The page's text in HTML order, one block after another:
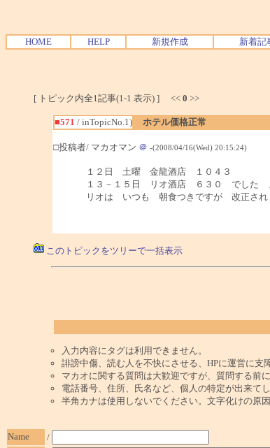
HOME HELP 新規作成 新着記
[ トピック内全1記事(1-1 表示) ] << 0 >>
■571 / inTopicNo.1)
ホテル価格正常
□投稿者/ マカオマン ＠ -(2008/04/16(Wed) 20:15:24)
１２日 土曜 金龍酒店 １０４３
１３－１５日 リオ酒店 ６３０ でした
リオは いつも 朝食つきですが 改正さ
このトピックをツリーで一括表示
入力内容にタグは利用できません。
誹謗中傷、読む人を不快にさせる、HPに運営に支
マカオに関する質問は大歓迎ですが、質問する前
電話番号、住所、氏名など、個人の特定が出来て
半角カナは使用しないでください。文字化けの原因
Name
/